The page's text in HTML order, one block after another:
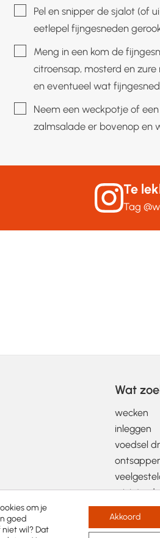
▢Pel en snipper de sjalot (of
eetlepel fijngesneden
▢Meng in een kom de
citroensap, mosterd en
en eventueel wat
▢Neem een weckpotje of
zalmsalade er bovenop en
Te
Tag
Wat
wecken
inleggen
voedsel
wist-je-
om je
goed
wil? Dat
Akkoord